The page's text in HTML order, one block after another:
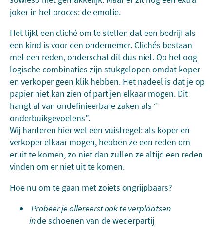
joker in het proces: de emotie.
Het lijkt een cliché om te stellen dat een bedrijf als
een kind is voor een ondernemer. Clichés bestaan
met een reden, onderschat dit dus niet. Op het oog
logische combinaties zijn stukgelopen omdat koper
en verkoper geen klik hebben. Het nadeel is dat je op
papier niet kan zien of partijen elkaar mogen. Dit
hangt af van ondefinieerbare zaken als “
onderbuikgevoelens”.
Wij hanteren hier wel een vuistregel: als koper en
verkoper elkaar mogen, hebben ze een reden om
eruit te komen, zo niet dan zullen ze altijd een reden
vinden om er niet uit te komen.
Hoe nu om te gaan met zoiets ongrijpbaars?
Probeer je allereerst ook te verplaatsen
inde schoenen van de wederpartij